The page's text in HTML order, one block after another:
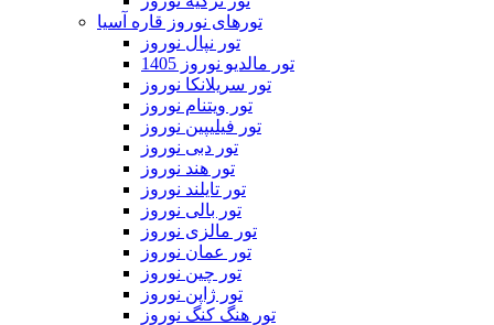
تورهای نوروز قاره آسیا
تور نپال نوروز
تور مالدیو نوروز 1405
تور سریلانکا نوروز
تور ویتنام نوروز
تور فیلیپین نوروز
تور دبی نوروز
تور هند نوروز
تور تایلند نوروز
تور بالی نوروز
تور مالزی نوروز
تور عمان نوروز
تور چین نوروز
تور ژاپن نوروز
تور هنگ کنگ نوروز